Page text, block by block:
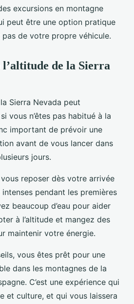
excursions en montagne
peut être une option pratique
de votre propre véhicule.
l’altitude de la Sierra
Sierra Nevada peut
vous n’êtes pas habitué à la
important de prévoir une
avant de vous lancer dans
jours.
reposer dès votre arrivée
pendant les premières
beaucoup d’eau pour aider
à l’altitude et mangez des
maintenir votre énergie.
vous êtes prêt pour une
dans les montagnes de la
C’est une expérience qui
et culture, et qui vous laissera